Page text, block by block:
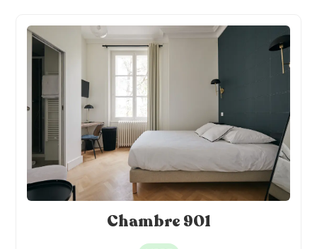
Chambre 901